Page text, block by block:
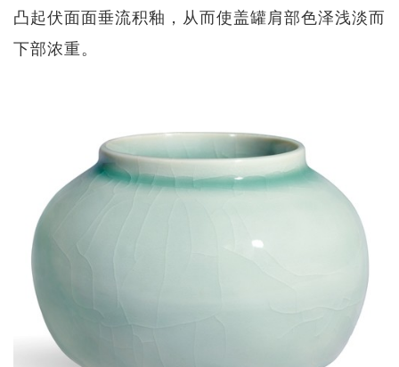
凸起伏面面垂流积釉，从而使盖罐肩部色泽浅淡而
下部浓重。